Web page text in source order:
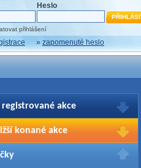
Heslo
přihlášení
» zapomenuté heslo
registrované akce
Vašich registrací na akce
přihlašte.
konané akce
2026